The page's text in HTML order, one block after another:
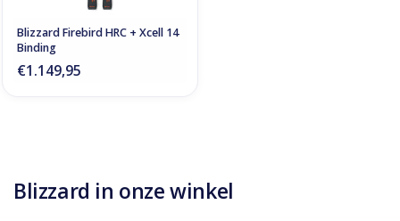
Blizzard Firebird HRC + Xcell 14
Binding
€1.149,95
Blizzard in onze winkel